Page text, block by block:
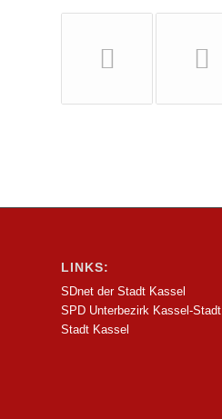
LINKS:
SDnet der Stadt Kassel
SPD Unterbezirk Kassel-Stadt
Stadt Kassel